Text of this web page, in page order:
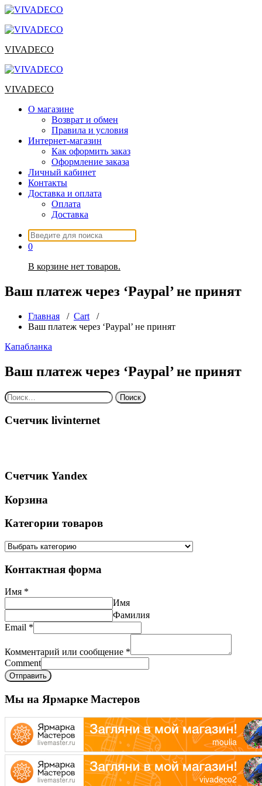
Перейти
содержимому
VIVADECO
VIVADECO
О магазине
Возврат и обмен
Правила и условия
Интернет-магазин
Как оформить заказ
Оформление заказа
Личный кабинет
Контакты
Доставка и оплата
Оплата
Доставка
Искать:
0
В корзине нет товаров.
Ваш платеж через ‘Paypal’ не принят
Главная / Cart /
Ваш платеж через ‘Paypal’ не принят
Капабланка
Ваш платеж через ‘Paypal’ не принят
Найти:
Счетчик livinternet
Счетчик Yandex
Корзина
Категории товаров
Контактная форма
Имя *
Имя
Фамилия
Email *
Комментарий или сообщение *
Comment
Отправить
Мы на Ярмарке Мастеров